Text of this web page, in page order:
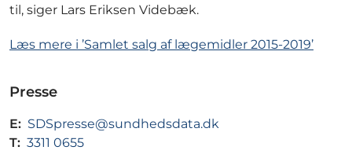
til, siger Lars Eriksen Videbæk.
Læs mere i ’Samlet salg af lægemidler 2015-2019’
Presse
E: SDSpresse@sundhedsdata.dk
T: 3311 0655